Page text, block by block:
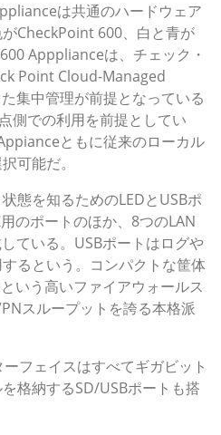
は共通のハードウェア
CheckPoint 600、白と青が
Appplianceは、チェック・
Point Cloud-Managed
集中管理が前提となっている
側での利用を前提としてい
ともに従来のローカル
可能だ。
態を知るためのLEDとUSBポ
のポートのほか、8つのLAN
ている。USBポートはログや
るという。コンパクトな筐体
いう高いファイアウォールス
スループットを誇る本格派
フェイスはすべてギガビット
格納するSD/USBポートも搭